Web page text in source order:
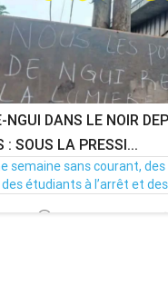
NGUI DANS LE NOIR
: SOUS LA PRESSI...
semaine sans courant,
étudiants à l’arrêt et
26 Par MenouActu
VISION